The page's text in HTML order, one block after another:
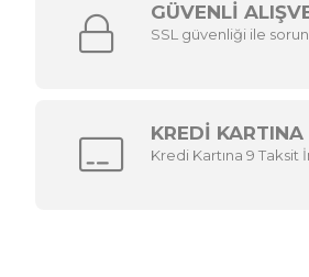
GÜVENLİ
SSL güvenliği ile
KREDİ
Kredi Kartına 9 Taksit